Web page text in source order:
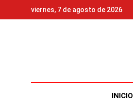
viernes, 7 de agosto de 2026
INICIO